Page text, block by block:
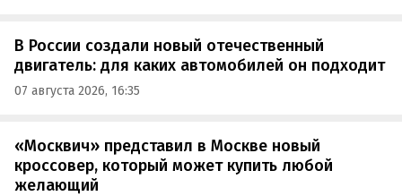
В России создали новый отечественный
двигатель: для каких автомобилей он подходит
07 августа 2026, 16:35
«Москвич» представил в Москве новый
кроссовер, который может купить любой
желающий